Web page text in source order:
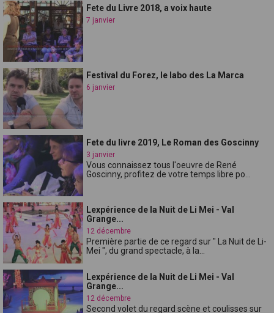
Fete du Livre 2018, a voix haute
7 janvier
Festival du Forez, le labo des La Marca
6 janvier
Fete du livre 2019, Le Roman des Goscinny
3 janvier
Vous connaissez tous l'oeuvre de René
Goscinny, profitez de votre temps libre po...
Lexpérience de la Nuit de Li Mei - Val
Grange...
12 décembre
Première partie de ce regard sur " La Nuit de Li-
Mei ", du grand spectacle, à la...
Lexpérience de la Nuit de Li Mei - Val
Grange...
12 décembre
Second volet du regard scène et coulisses sur